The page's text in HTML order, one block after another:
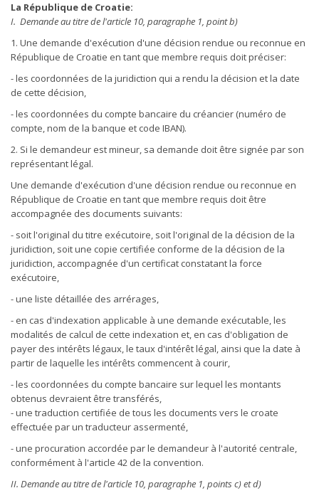
La République de Croatie:
I. Demande au titre de l'article 10, paragraphe 1, point b)
1. Une demande d'exécution d'une décision rendue ou reconnue en
République de Croatie en tant que membre requis doit préciser:
- les coordonnées de la juridiction qui a rendu la décision et la date
de cette décision,
- les coordonnées du compte bancaire du créancier (numéro de
compte, nom de la banque et code IBAN).
2. Si le demandeur est mineur, sa demande doit être signée par son
représentant légal.
Une demande d'exécution d'une décision rendue ou reconnue en
République de Croatie en tant que membre requis doit être
accompagnée des documents suivants:
- soit l'original du titre exécutoire, soit l'original de la décision de la
juridiction, soit une copie certifiée conforme de la décision de la
juridiction, accompagnée d'un certificat constatant la force
exécutoire,
- une liste détaillée des arrérages,
- en cas d'indexation applicable à une demande exécutable, les
modalités de calcul de cette indexation et, en cas d'obligation de
payer des intérêts légaux, le taux d'intérêt légal, ainsi que la date à
partir de laquelle les intérêts commencent à courir,
- les coordonnées du compte bancaire sur lequel les montants
obtenus devraient être transférés,
- une traduction certifiée de tous les documents vers le croate
effectuée par un traducteur assermenté,
- une procuration accordée par le demandeur à l'autorité centrale,
conformément à l'article 42 de la convention.
II. Demande au titre de l'article 10, paragraphe 1, points c) et d)